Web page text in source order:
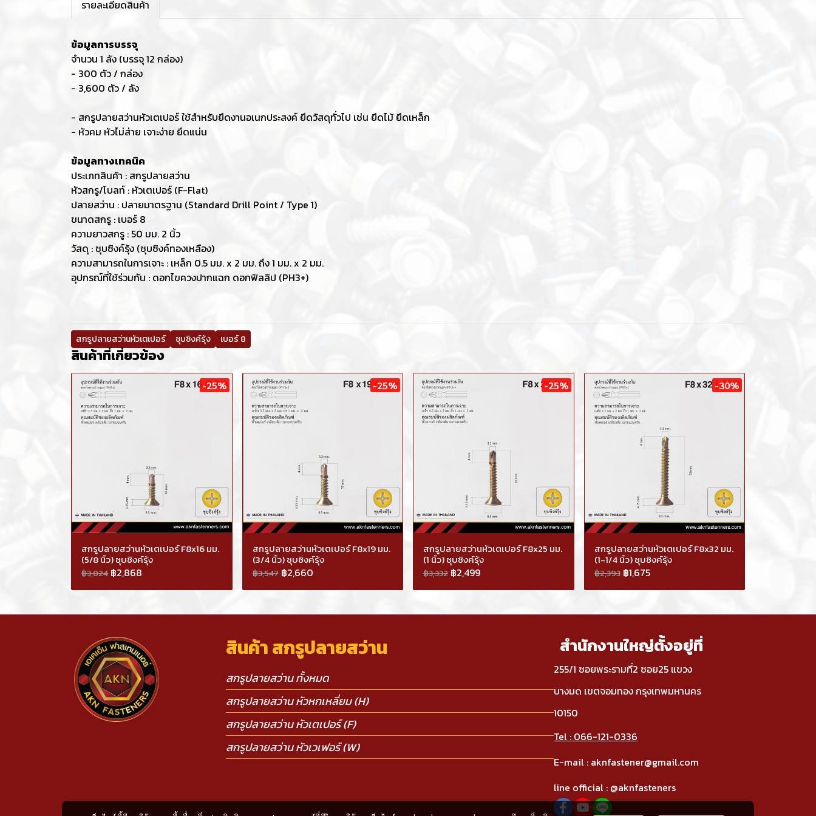
รายละเอียดสินค้า
ข้อมูลการบรรจุ
จำนวน 1 ลัง (บรรจุ 12 กล่อง)
- 300 ตัว / กล่อง
- 3,600 ตัว / ลัง
- สกรูปลายสว่านหัวเตเปอร์ ใช้สำหรับยึดงานอเนกประสงค์ ยึดวัสดุทั่วไป เช่น ยึดไม้ ยึดเหล็ก
- หัวคม หัวไม่ส่าย เจาะง่าย ยึดแน่น
ข้อมูลทางเทคนิค
ประเภทสินค้า : สกรูปลายสว่าน
หัวสกรู/โบลท์ : หัวเตเปอร์ (F-Flat)
ปลายสว่าน : ปลายมาตรฐาน (Standard Drill Point / Type 1)
ขนาดสกรู : เบอร์ 8
ความยาวสกรู : 50 มม. 2 นิ้ว
วัสดุ : ชุบซิงค์รุ้ง (ชุบซิงค์ทองเหลือง)
ความสามารถในการเจาะ : เหล็ก 0.5 มม. x 2 มม. ถึง 1 มม. x 2 มม.
อุปกรณ์ที่ใช้ร่วมกัน : ดอกไขควงปากแฉก ดอกฟิลลิป (PH3+)
สกรูปลายสว่านหัวเตเปอร์ ชุบซิงค์รุ้ง เบอร์ 8
สินค้าที่เกี่ยวข้อง
-25%
สกรูปลายสว่านหัวเตเปอร์ F8x16 มม.
(5/8 นิ้ว) ชุบซิงค์รุ้ง
฿3,824 ฿2,868
-25%
สกรูปลายสว่านหัวเตเปอร์ F8x19 มม.
(3/4 นิ้ว) ชุบซิงค์รุ้ง
฿3,547 ฿2,660
-25%
สกรูปลายสว่านหัวเตเปอร์ F8x25 มม.
(1 นิ้ว) ชุบซิงค์รุ้ง
฿3,332 ฿2,499
-30%
สกรูปลายสว่านหัวเตเปอร์ F8x32 มม.
(1-1/4 นิ้ว) ชุบซิงค์รุ้ง
฿2,393 ฿1,675
สินค้า สกรูปลายสว่าน
สกรูปลายสว่าน ทั้งหมด
สกรูปลายสว่าน หัวหกเหลี่ยม (H)
สกรูปลายสว่าน หัวเตเปอร์ (F)
สกรูปลายสว่าน หัวเวเฟอร์ (W)
สำนักงานใหญ่ตั้งอยู่ที่
255/1 ซอยพระรามที่2 ซอย25 แขวง
บางมด เขตจอมทอง กรุงเทพมหานคร
10150
Tel : 066-121-0336
E-mail : aknfastener@gmail.com
line official : @aknfasteners